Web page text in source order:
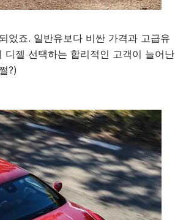
었죠. 일반유보다 비싼 가격과 고급유
젤 선택하는 합리적인 고객이 늘어난
?)